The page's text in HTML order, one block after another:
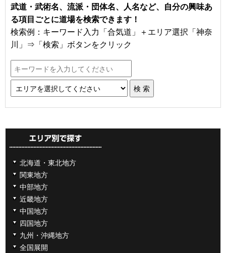
武道・武術名、流派・団体名、人名など、自分の興味あ
る項目ごとに道場を検索できます！
検索例：キーワード入力「合気道」＋エリア選択「神奈
川」⇒「検索」ボタンをクリック
北海道・東北地方
関東地方
中部地方
近畿地方
中国地方
四国地方
九州・沖縄地方
全国展開